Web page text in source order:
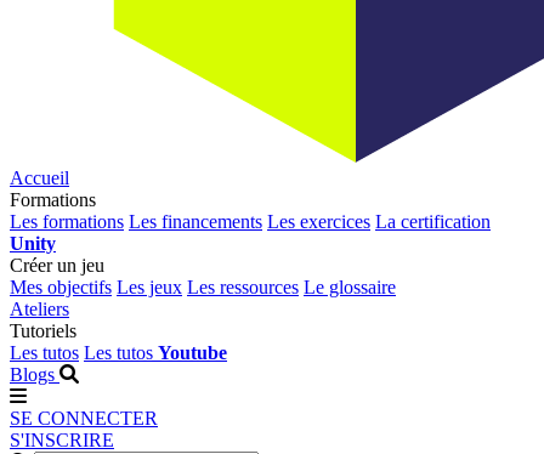
Accueil
Formations
Les formations Les financements Les exercices La certification
Unity
Créer un jeu
Mes objectifs Les jeux Les ressources Le glossaire
Ateliers
Tutoriels
Les tutos Les tutos Youtube
Blogs
SE CONNECTER
S'INSCRIRE